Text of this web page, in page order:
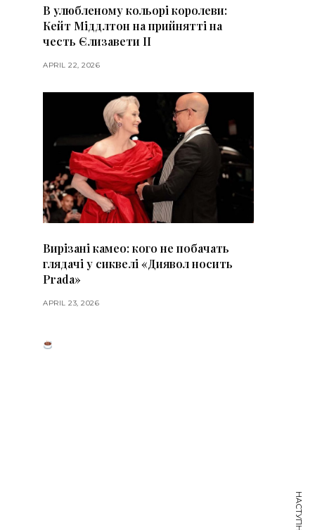
В улюбленому кольорі королеви:
Кейт Міддлтон на прийнятті на
честь Єлизавети II
APRIL 22, 2026
Вирізані камео: кого не побачать
глядачі у сиквелі «Диявол носить
Prada»
APRIL 23, 2026